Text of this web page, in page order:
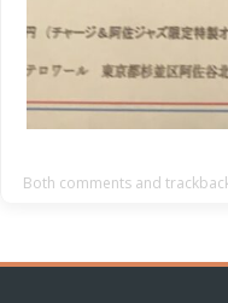
Both comments and